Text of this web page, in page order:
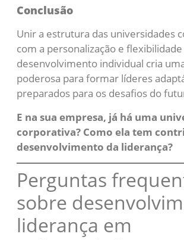
Conclusão
Unir a estrutura das universidades
com a personalização e
desenvolvimento individual cria
poderosa para formar líderes
preparados para os desafios do
E na sua empresa, já há uma
corporativa? Como ela tem
desenvolvimento da liderança?
Perguntas
sobre
liderança em